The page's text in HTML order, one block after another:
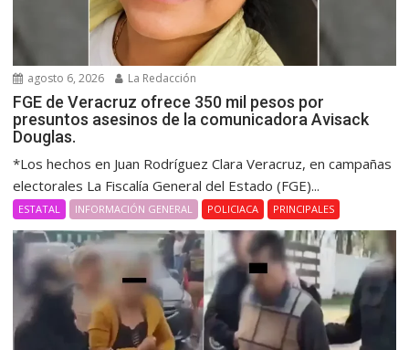
agosto 6, 2026 La Redacción
FGE de Veracruz ofrece 350 mil pesos por
presuntos asesinos de la comunicadora Avisack
Douglas.
*Los hechos en Juan Rodríguez Clara Veracruz, en campañas
electorales La Fiscalía General del Estado (FGE)...
ESTATAL INFORMACIÓN GENERAL POLICIACA PRINCIPALES